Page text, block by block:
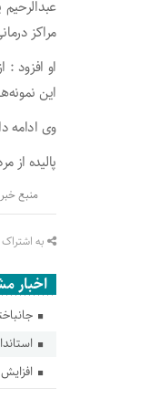
مراکز درمانی این
این
وی ادامه
پالیده از
منبع
به
اخبار
استاندار: بابک
افزایش ۵۳ درصدی بارندگی‌ها در گلستان